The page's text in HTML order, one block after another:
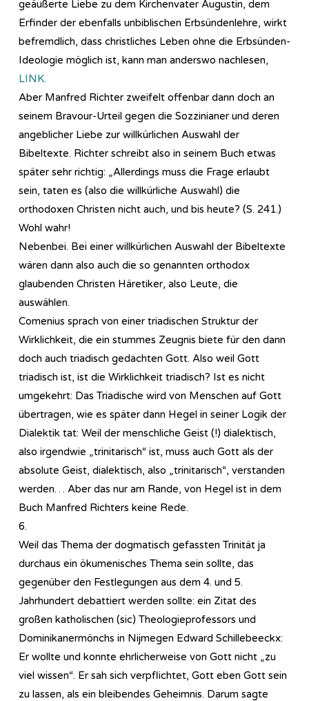
geäußerte Liebe zu dem Kirchenvater Augustin, dem
Erfinder der ebenfalls unbiblischen Erbsündenlehre, wirkt
befremdlich, dass christliches Leben ohne die Erbsünden-
Ideologie möglich ist, kann man anderswo nachlesen,
LINK.
Aber Manfred Richter zweifelt offenbar dann doch an
seinem Bravour-Urteil gegen die Sozzinianer und deren
angeblicher Liebe zur willkürlichen Auswahl der
Bibeltexte. Richter schreibt also in seinem Buch etwas
später sehr richtig: „Allerdings muss die Frage erlaubt
sein, taten es (also die willkürliche Auswahl) die
orthodoxen Christen nicht auch, und bis heute? (S. 241.)
Wohl wahr!
Nebenbei. Bei einer willkürlichen Auswahl der Bibeltexte
wären dann also auch die so genannten orthodox
glaubenden Christen Häretiker, also Leute, die
auswählen.
Comenius sprach von einer triadischen Struktur der
Wirklichkeit, die ein stummes Zeugnis biete für den dann
doch auch triadisch gedachten Gott. Also weil Gott
triadisch ist, ist die Wirklichkeit triadisch? Ist es nicht
umgekehrt: Das Triadische wird von Menschen auf Gott
übertragen, wie es später dann Hegel in seiner Logik der
Dialektik tat: Weil der menschliche Geist (!) dialektisch,
also irgendwie „trinitarisch“ ist, muss auch Gott als der
absolute Geist, dialektisch, also „trinitarisch“, verstanden
werden… Aber das nur am Rande, von Hegel ist in dem
Buch Manfred Richters keine Rede.
6.
Weil das Thema der dogmatisch gefassten Trinität ja
durchaus ein ökumenisches Thema sein sollte, das
gegenüber den Festlegungen aus dem 4. und 5.
Jahrhundert debattiert werden sollte: ein Zitat des
großen katholischen (sic) Theologieprofessors und
Dominikanermönchs in Nijmegen Edward Schillebeeckx:
Er wollte und konnte ehrlicherweise von Gott nicht „zu
viel wissen“. Er sah sich verpflichtet, Gott eben Gott sein
zu lassen, als ein bleibendes Geheimnis. Darum sagte